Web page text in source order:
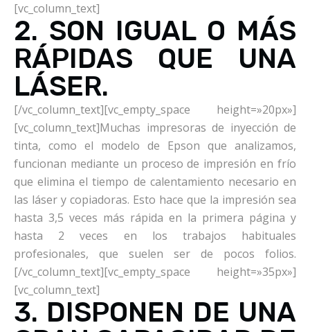
[vc_column_text]
2. SON IGUAL O MÁS
RÁPIDAS QUE UNA
LÁSER.
[/vc_column_text][vc_empty_space height=»20px»]
[vc_column_text]Muchas impresoras de inyección de
tinta, como el modelo de Epson que analizamos,
funcionan mediante un proceso de impresión en frío
que elimina el tiempo de calentamiento necesario en
las láser y copiadoras. Esto hace que la impresión sea
hasta 3,5 veces más rápida en la primera página y
hasta 2 veces en los trabajos habituales
profesionales, que suelen ser de pocos folios.
[/vc_column_text][vc_empty_space height=»35px»]
[vc_column_text]
3. DISPONEN DE UNA